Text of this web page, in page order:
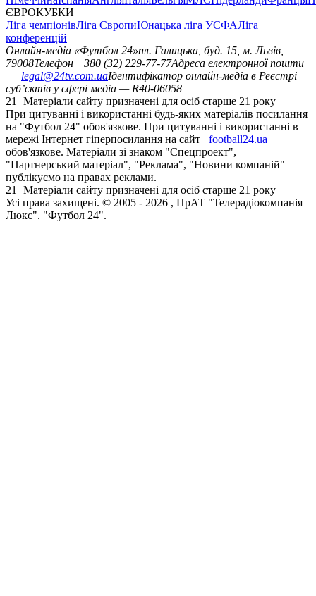
ЄВРОКУБКИ
Ліга чемпіонівЛіга ЄвропиЮнацька ліга УЄФАЛіга
конференцій
Онлайн-медіа «Футбол 24»пл. Галицька, буд. 15, м. Львів,
79008Телефон +380 (32) 229-77-77Адреса електронної пошти
— legal@24tv.com.uaІдентифікатор онлайн-медіа в Реєстрі
суб’єктів у сфері медіа — R40-06058
21+Матеріали сайту призначені для осіб старше 21 року
При цитуванні і використанні будь-яких матеріалів посилання
на "Футбол 24" обов'язкове. При цитуванні і використанні в
мережі Інтернет гіперпосилання на сайт
football24.ua
обов'язкове. Матеріали зі знаком "Спецпроект",
"Партнерський матеріал", "Реклама", "Новини компаній"
публікуємо на правах реклами.
21+Матеріали сайту призначені для осіб старше 21 року
Усi права захищенi. © 2005 - 2026 , ПрАТ "Телерадіокомпанія
Люкс". "Футбол 24".